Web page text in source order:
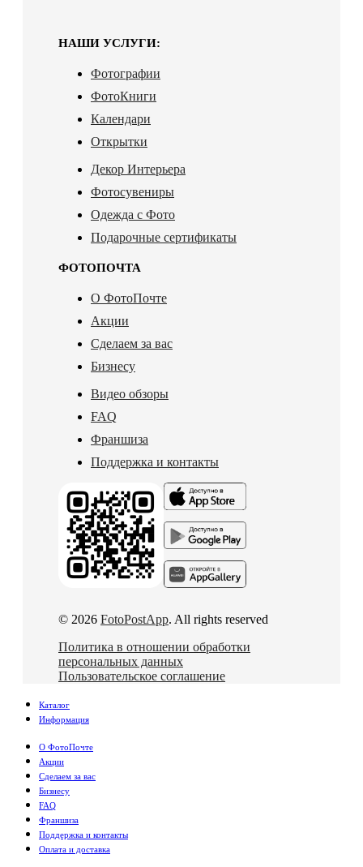
НАШИ УСЛУГИ:
Фотографии
ФотоКниги
Календари
Открытки
Декор Интерьера
Фотосувениры
Одежда с Фото
Подарочные сертификаты
ФОТОПОЧТА
О ФотоПочте
Акции
Сделаем за вас
Бизнесу
Видео обзоры
FAQ
Франшиза
Поддержка и контакты
© 2026 FotoPostApp. All rights reserved
Политика в отношении обработки
персональных данных
Пользовательское соглашение
Каталог
Информация
О ФотоПочте
Акции
Сделаем за вас
Бизнесу
FAQ
Франшиза
Поддержка и контакты
Оплата и доставка